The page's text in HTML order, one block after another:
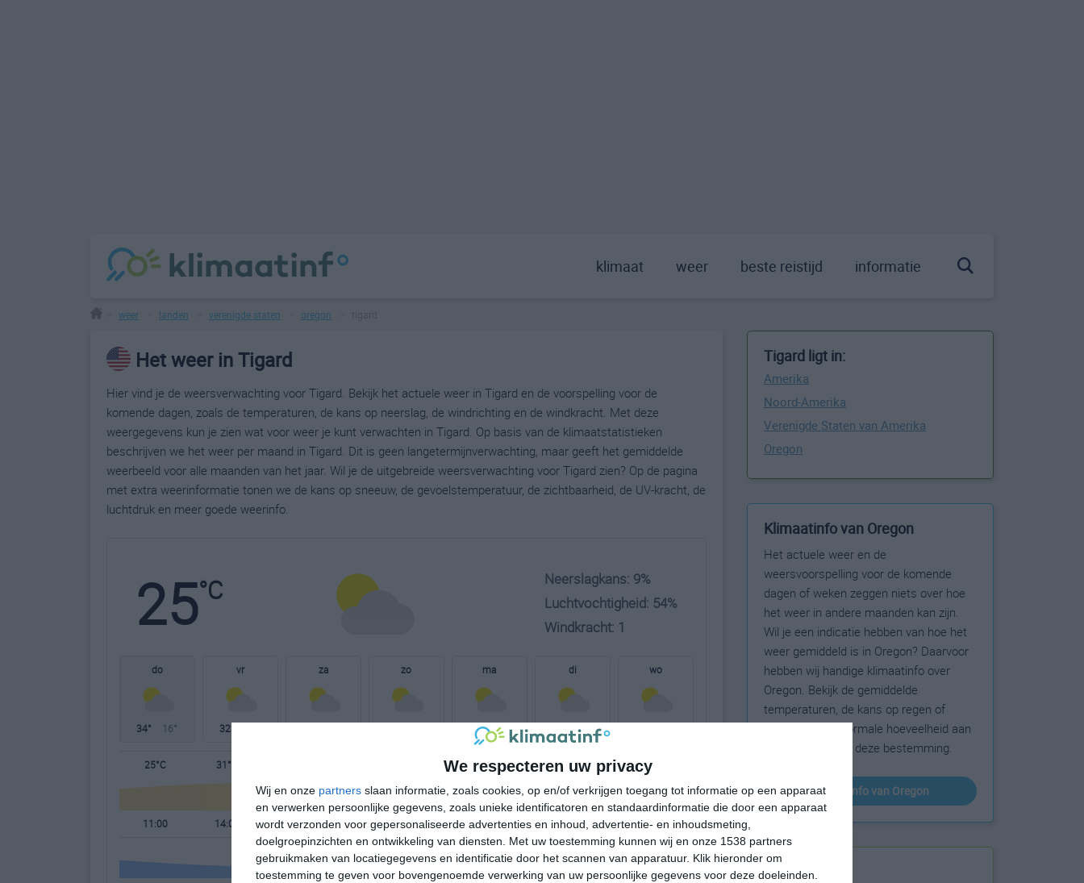
We respecteren uw privacy
Wij en onze partners slaan informatie, zoals cookies, op en/of verkrijgen toegang tot informatie op een apparaat
en verwerken persoonlijke gegevens, zoals unieke identificatoren en standaardinformatie die door een apparaat
wordt verzonden voor gepersonaliseerde advertenties en inhoud, advertentie- en inhoudsmeting,
doelgroepinzichten en ontwikkeling van diensten.
Met uw toestemming kunnen wij en onze 1538 partners
gebruikmaken van locatiegegevens en identificatie door het scannen van apparatuur. Klik hieronder om
toestemming te geven voor bovengenoemde verwerking van uw persoonlijke gegevens voor deze doeleinden.
klimaat weer beste reistijd informatie
weer landen verenigde staten oregon
Het weer in Tigard
Hier vind je de weersverwachting voor Tigard. Bekijk het actuele weer in Tigard en de voorspelling voor de
komende dagen, zoals de temperaturen, de kans op neerslag, de windrichting en de windkracht. Met deze
weergegevens kun je zien wat voor weer je kunt verwachten in Tigard. Op basis van de klimaatstatistieken
beschrijven we het weer per maand in Tigard. Dit is geen langetermijnverwachting, maar geeft het gemiddelde
weerbeeld voor alle maanden van het jaar. Wil je de uitgebreide weersverwachting voor Tigard zien? Op de pagina
met extra weerinformatie tonen we de kans op sneeuw, de gevoelstemperatuur, de zichtbaarheid, de UV-kracht, de
luchtdruk en meer goede weerinfo.
25°C
Neerslagkans: 9%
Luchtvochtigheid: 54%
Windkracht: 1
do
34° 16°
vr
32°
za zo ma
29° 13°
di
14°
wo
25°C 31°C 23°C 19°C 16°C 18°C
11:00 14:00 17:00 20:00 23:00 02:00 05:00 08:00
Tigard ligt in:
Amerika
Noord-Amerika
Verenigde Staten van Amerika
Oregon
Klimaatinfo van Oregon
Het actuele weer en de
weersvoorspelling voor de komende
dagen of weken zeggen niets over hoe
het weer in andere maanden kan zijn.
Wil je een indicatie hebben van hoe het
weer gemiddeld is in Oregon? Daarvoor
hebben wij handige klimaatinfo over
Oregon. Bekijk de gemiddelde
temperaturen, de kans op regen of
sneeuw en de normale hoeveelheid aan
zonneschijn voor deze bestemming.
klimaatinfo van Oregon
Beste reistijd